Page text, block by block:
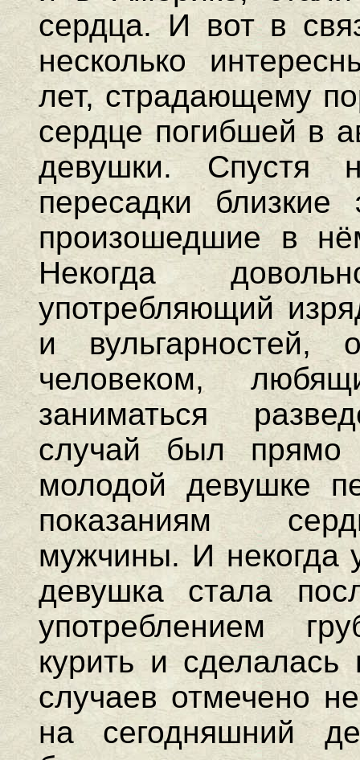
сердца. И вот в
несколько
лет, страдающему
сердце погибшей в
девушки. Спустя
пересадки
произошедшие в
Некогда
употребляющий
и вульгарностей,
человеком,
заниматься
случай был прямо
молодой девушке
показаниям
мужчины. И некогда
девушка стала
употреблением
курить и
случаев отмечено
на сегодняшний